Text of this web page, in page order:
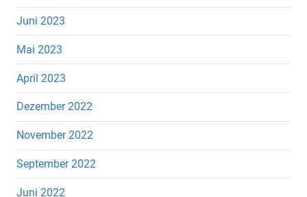
Juni 2023
Mai 2023
April 2023
Dezember 2022
November 2022
September 2022
Juni 2022